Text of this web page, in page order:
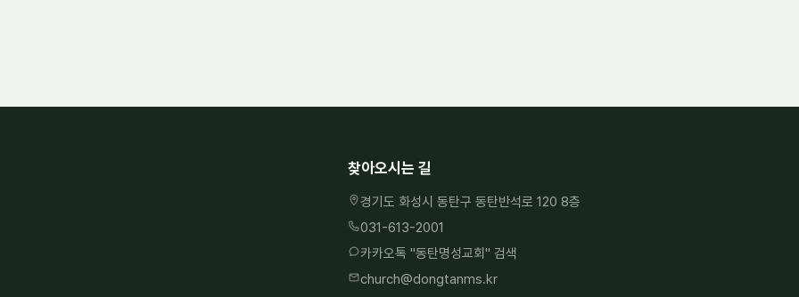
찾아오시는 길
경기도 화성시 동탄구 동탄반석로 120 8층
031-613-2001
카카오톡 "동탄명성교회" 검색
church@dongtanms.kr